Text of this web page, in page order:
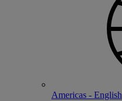
Americas - English